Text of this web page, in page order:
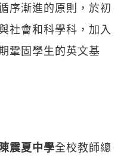
序漸進的原則，於初
社會和科學科，加入
鞏固學生的英文基
震夏中學全校教師總